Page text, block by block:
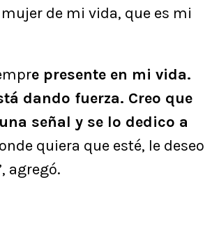
de mi vida, que es mi
e presente en mi vida.
dando fuerza. Creo que
señal y se lo dedico a
quiera que esté, le deseo
agregó.